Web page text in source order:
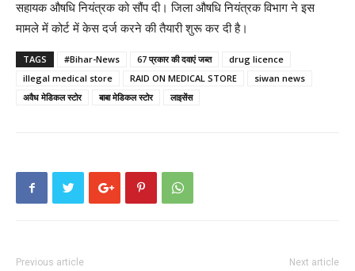
सहायक औषधि नियंत्रक को सौंप दी। जिला औषधि नियंत्रक विभाग ने इस
मामले में कोर्ट में केस दर्ज करने की तैयारी शुरू कर दी है।
TAGS #Bihar-News 67 प्रकार की दवाएं जब्त
drug licence
illegal medical store
RAID ON MEDICAL STORE
siwan news
अवैध मेडिकल स्टोर
बाबा मेडिकल स्टोर लाइसेंस
Previous article Next article